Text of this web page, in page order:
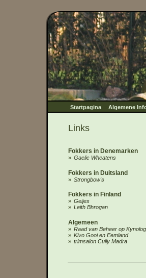
Startpagina Algemene
Links
Fokkers in Denemarken
Gaelic Wheatens
Fokkers in Duitsland
Strongbow's
Fokkers in Finland
Geijes
Leith Bhrogan
Algemeen
Raad van Beheer op
Kivo Gooi en Eemland
trimsalon Cully Madra